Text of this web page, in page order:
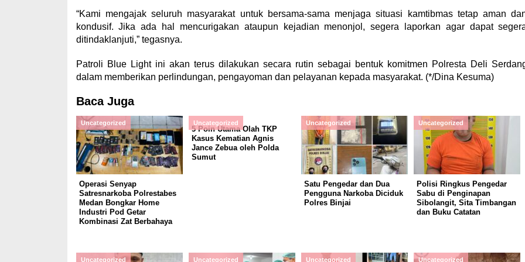
“Kami mengajak seluruh masyarakat untuk bersama-sama menjaga situasi kamtibmas tetap aman
kondusif. Jika ada hal mencurigakan ataupun kejadian menonjol, segera laporkan agar dapat
ditindaklanjuti,” tegasnya.
Patroli Blue Light ini akan terus dilakukan secara rutin sebagai bentuk komitmen Polresta Deli
dalam memberikan perlindungan, pengayoman dan pelayanan kepada masyarakat. (*/Dina Kesuma)
Baca Juga
Uncategorized
Operasi Senyap
Satresnarkoba Polrestabes
Medan Bongkar Home
Industri Pod Getar
Kombinasi Zat Berbahaya
Uncategorized
5 Poin Utama Olah TKP
Kasus Kematian Agnis
Jance Zebua oleh Polda
Sumut
Uncategorized
Satu Pengedar dan Dua
Pengguna Narkoba Diciduk
Polres Binjai
Uncategorized
Polisi Ringkus Pengedar
Sabu di Penginapan
Sibolangit, Sita Timbangan
dan Buku Catatan
Uncategorized Uncategorized Uncategorized Uncategorized